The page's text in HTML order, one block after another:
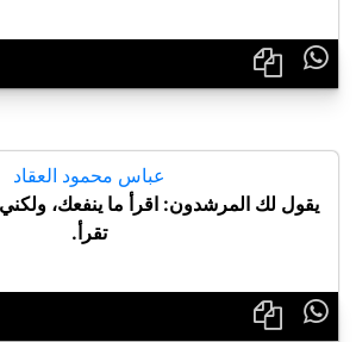

عباس محمود العقاد
يقول لك المرشدون: اقرأ ما ينفعك، ولكني
تقرأ.
